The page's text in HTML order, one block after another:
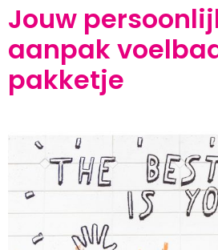
Jouw
aanpak
pakketje